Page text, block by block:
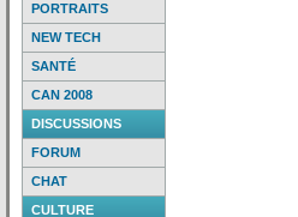
PORTRAITS
NEW TECH
SANTÉ
CAN 2008
DISCUSSIONS
FORUM
CHAT
CULTURE